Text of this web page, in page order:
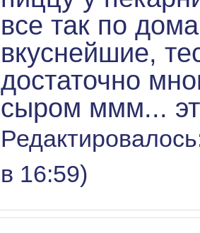
все так по
вкуснейшие,
достаточно
сыром ммм...
в 16:59)